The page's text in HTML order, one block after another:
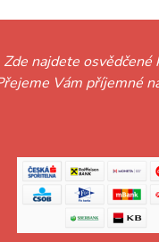
najdete
Vám příjemné